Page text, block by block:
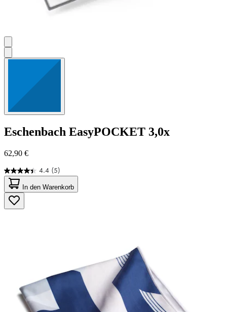
Eschenbach EasyPOCKET 3,0x
62,90 €
4.4 (5)
4.4
von
5
Sternen.
5
In den Warenkorb